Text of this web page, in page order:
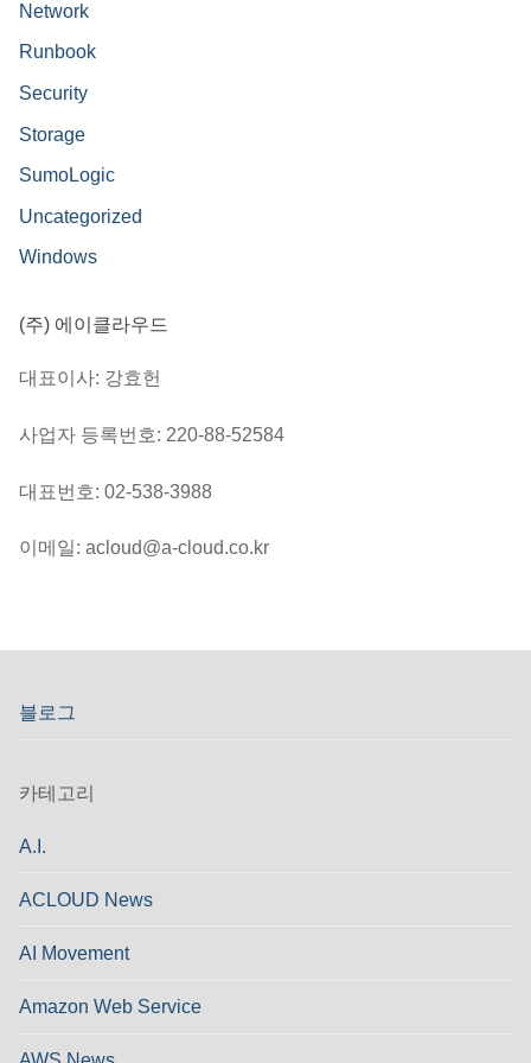
Network
Runbook
Security
Storage
SumoLogic
Uncategorized
Windows
(주) 에이클라우드
대표이사: 강효헌
사업자 등록번호: 220-88-52584
대표번호: 02-538-3988
이메일: acloud@a-cloud.co.kr
블로그
카테고리
A.I.
ACLOUD News
AI Movement
Amazon Web Service